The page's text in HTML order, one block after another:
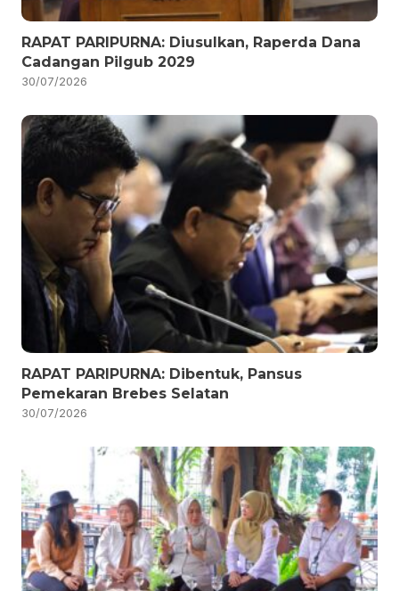
RAPAT PARIPURNA: Diusulkan, Raperda Dana
Cadangan Pilgub 2029
30/07/2026
RAPAT PARIPURNA: Dibentuk, Pansus
Pemekaran Brebes Selatan
30/07/2026